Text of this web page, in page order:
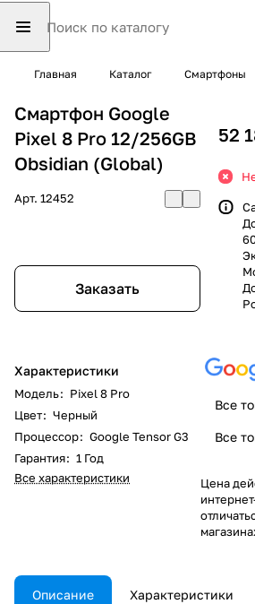
Главная Каталог Смартфоны
Смартфон Google
Pixel 8 Pro 12/256GB
Obsidian (Global)
Арт. 12452
Заказать
Характеристики
Модель: Pixel 8 Pro
Цвет: Черный
Процессор: Google Tensor G3
Гарантия: 1 Год
Все характеристики
52
Все
Все
Цена
Описание Характеристики